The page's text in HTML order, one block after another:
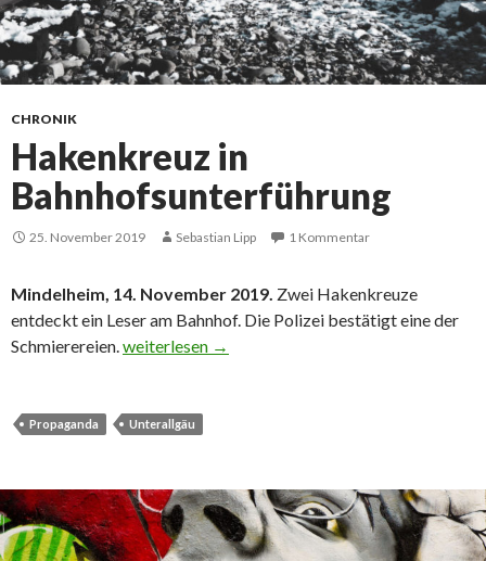
CHRONIK
Hakenkreuz in
Bahnhofsunterführung
25. November 2019 Sebastian Lipp 1 Kommentar
Mindelheim, 14. November 2019. Zwei Hakenkreuze
entdeckt ein Leser am Bahnhof. Die Polizei bestätigt eine der
Schmierereien.Hakenkreuz in Bahnhofsunterführung
weiterlesen →
Propaganda Unterallgäu